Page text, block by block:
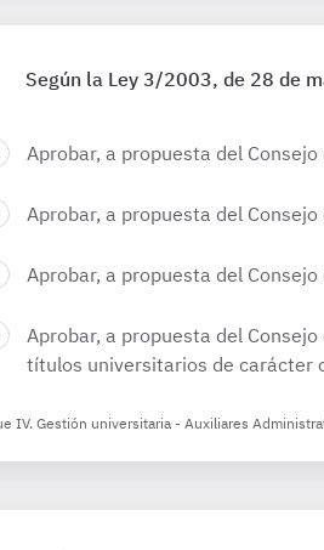
Según la Ley 3/2003, de 28 de
Aprobar, a propuesta del
Aprobar, a propuesta del
Aprobar, a propuesta del
Aprobar, a propuesta del
títulos universitarios de carácter
IV. Gestión universitaria - Auxiliares